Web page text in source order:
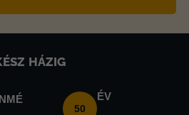
HÁZIG
NMÉ
50
ÉV